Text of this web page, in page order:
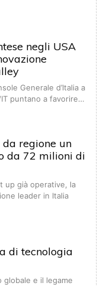
negli USA
Generale d’Italia a
puntano a favorire…
regione un
da 72 milioni di
up già operative, la
leader in Italia
di tecnologia
e il legame